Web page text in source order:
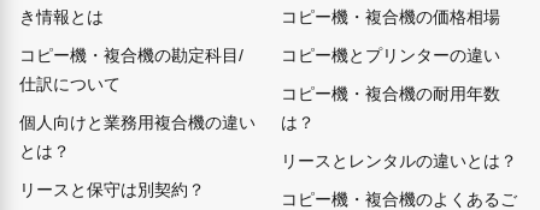
き情報とは
コピー機・複合機の勘定科目/
仕訳について
個人向けと業務用複合機の違い
とは？
リースと保守は別契約？
コピー機・複合機の価格相場
コピー機とプリンターの違い
コピー機・複合機の耐用年数
は？
リースとレンタルの違いとは？
コピー機・複合機のよくあるご